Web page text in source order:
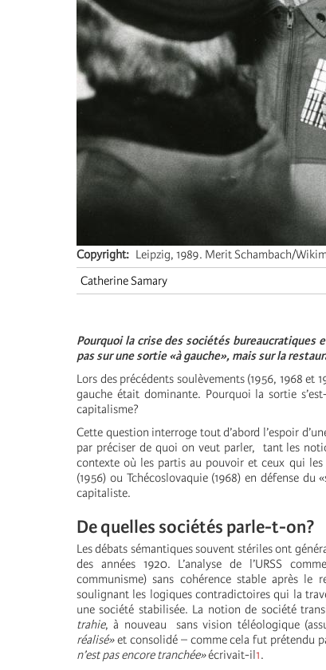
Copyright
Leipzig, 1989. Merit Schambach/
Catherine Samary
Pourquoi la crise des sociétés bureaucratiques
pas sur une sortie «à gauche», mais sur la
Lors des précédents soulèvements (1956, 1968
gauche était dominante. Pourquoi la sortie
capitalisme?
Cette question interroge tout d’abord l’espoir
par préciser de quoi on veut parler, tant les
contexte où les partis au pouvoir et ceux qui
(1956) ou Tchécoslovaquie (1968) en défense
capitaliste.
De quelles sociétés parle-t-on?
Les débats sémantiques souvent stériles ont
des années 1920. L’analyse de l’URSS
communisme) sans cohérence stable après le
soulignant les logiques contradictoires qui la
une société stabilisée. La notion de société
trahie, à nouveau sans vision téléologique
réalisé»et consolidé – comme cela fut prétendu
n’est pas encore tranchée»écrivait-il1.